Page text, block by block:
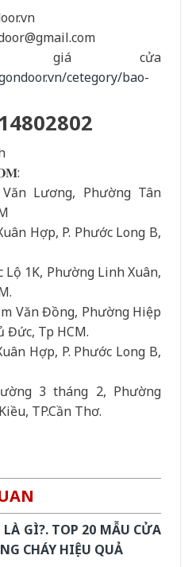
giá cửa
cetegory/bao-
Lương, Phường Tân
Hợp, P. Phước Long B,
1K, Phường Linh Xuân,
Văn Đồng, Phường Hiệp
Đức, Tp HCM.
Hợp, P. Phước Long B,
3 tháng 2, Phường
TP.Cần Thơ.
LÀ GÌ?. TOP 20 MẪU CỬA
CHÁY HIỆU QUẢ